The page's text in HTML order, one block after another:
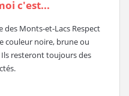
c'est...
des Monts-et-Lacs Respect
couleur noire, brune ou
resteront toujours des